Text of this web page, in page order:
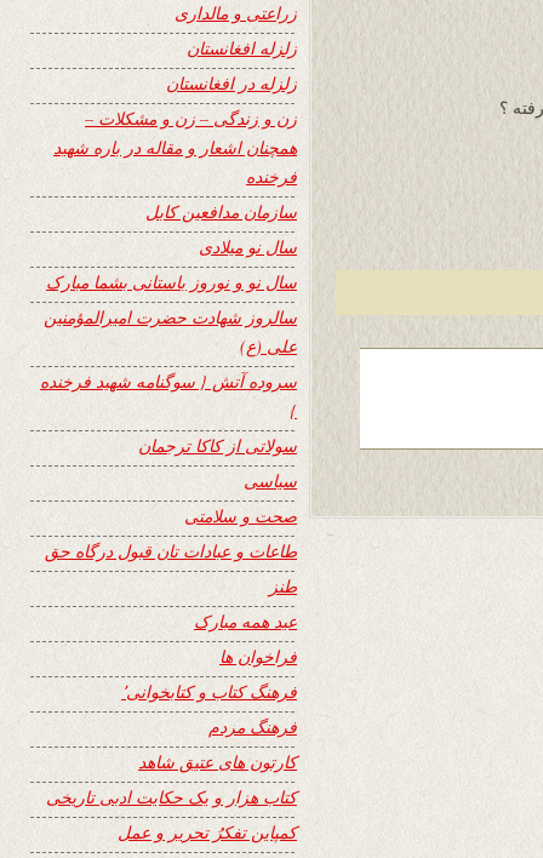
؟
زراعتی و مالداری
زلزله افغانستان
زلزله در افغانستان
زن و زندگی – زن و مشکلات –
همچنان اشعار و مقاله در باره شهید
فرخنده
سازمان مدافعین کابل
سال نو میلادی
سال نو و نوروز باستانی بشما مبارک
سالروز شهادت حضرت امیرالمؤمنین
علی (ع)
سروده آتش { سوگنامه شهید فرخنده
}
سولاتی از کاکا ترجمان
سیاسی
صحت و سلامتی
طاعات و عبادات تان قبول درگاه حق
طنز
عید همه مبارک
فراخوان ها
فرهنگ کتاب و کتابخوانی٬
فرهنگ مردم
کارتون های عتیق شاهد
کتاب هزار و یک حکایت ادبی تاریخی
کمپاین تفکرُ تحریر و عمل